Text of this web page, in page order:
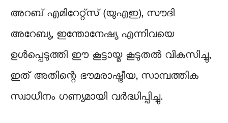
അറബ് എമിറേറ്റ്സ് (യുഎഇ), സൗദി
അറേബ്യ, ഇന്തോനേഷ്യ എന്നിവയെ
ഉൾപ്പെടുത്തി ഈ കൂട്ടായ്മ കൂടുതൽ വികസിച്ചു,
ഇത് അതിന്റെ ഭൗമരാഷ്ട്രീയ, സാമ്പത്തിക
സ്വാധീനം ഗണ്യമായി വർദ്ധിപ്പിച്ചു.